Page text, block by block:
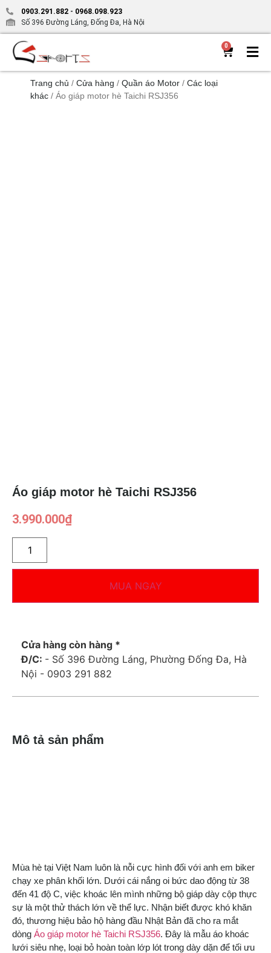
0903.291.882 - 0968.098.923
Số 396 Đường Láng, Đống Đa, Hà Nội
0
Trang chủ / Cửa hàng / Quần áo Motor / Các loại
khác / Áo giáp motor hè Taichi RSJ356
Áo giáp motor hè Taichi RSJ356
3.990.000₫
MUA NGAY
Cửa hàng còn hàng *
Đ/C: - Số 396 Đường Láng, Phường Đống Đa, Hà
Nội - 0903 291 882
Mô tả sản phẩm
Mùa hè tại Việt Nam luôn là nỗi cực hình đối với anh em biker
chạy xe phân khối lớn. Dưới cái nắng oi bức dao động từ 38
đến 41 độ C, việc khoác lên mình những bộ giáp dày cộp thực
sự là một thử thách lớn về thể lực. Nhận biết được khó khăn
đó, thương hiệu bảo hộ hàng đầu Nhật Bản đã cho ra mắt
dòng Áo giáp motor hè Taichi RSJ356. Đây là mẫu áo khoác
lưới siêu nhẹ, loại bỏ hoàn toàn lớp lót trong dày dặn để tối ưu